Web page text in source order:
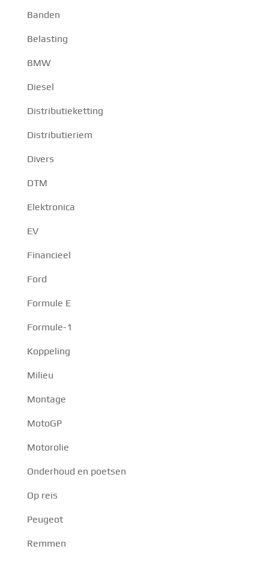
Banden
Belasting
BMW
Diesel
Distributieketting
Distributieriem
Divers
DTM
Elektronica
EV
Financieel
Ford
Formule E
Formule-1
Koppeling
Milieu
Montage
MotoGP
Motorolie
Onderhoud en poetsen
Op reis
Peugeot
Remmen